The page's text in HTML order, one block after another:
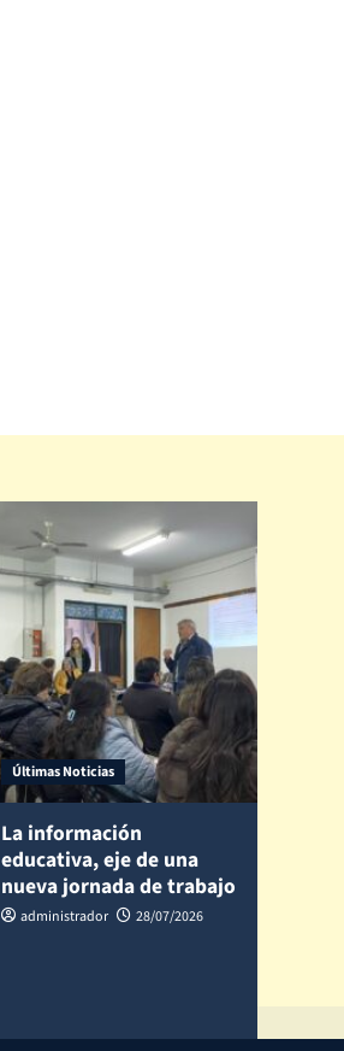
Últimas Noticias
La información
educativa, eje de una
nueva jornada de trabajo
administrador 28/07/2026